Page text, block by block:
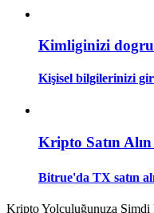
Ticaret bilgileri vb.
Kimliginizi
Kişisel bilgilerinizi
Kripto Satın Alın
Bitrue'da TX satın
Kripto Yolculuğunuza Şimdi